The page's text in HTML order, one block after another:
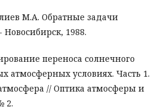
М.А. Обратные задачи
1988.
переноса солнечного
атмосферных условиях. Часть 1.
// Оптика атмосферы и
2.